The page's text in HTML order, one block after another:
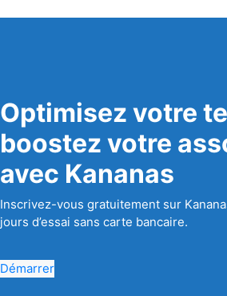
Optimisez votre
boostez votre
avec Kananas
Inscrivez-vous gratuitement sur
jours d’essai sans carte bancaire.
Démarrer